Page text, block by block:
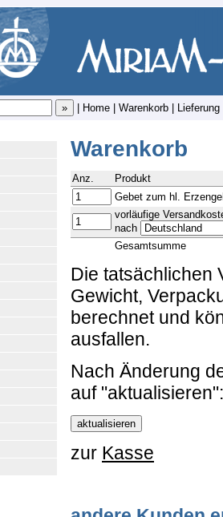
Home Warenkorb Lieferung
Warenkorb
Anz.
Produkt
Gebet zum hl.
vorläufige
nach
Gesamtsumme
Die tatsächlichen
Gewicht,
berechnet und
ausfallen.
Nach Änderung
auf "aktualisieren":
zur Kasse